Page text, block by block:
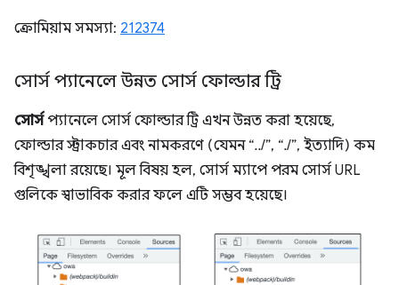
ক্রোমিয়াম সমস্যা: 212374
সোর্স প্যানেলে উন্নত সোর্স ফোল্ডার ট্রি
সোর্সপ্যানেলে সোর্স ফোল্ডার ট্রি এখন উন্নত করা হয়েছে,
ফোল্ডার স্ট্রাকচার এবং নামকরণে (যেমন “../”, “./”, ইত্যাদি) কম
বিশৃঙ্খলা রয়েছে। মূল বিষয় হল, সোর্স ম্যাপে পরম সোর্স URL
গুলিকে স্বাভাবিক করার ফলে এটি সম্ভব হয়েছে।